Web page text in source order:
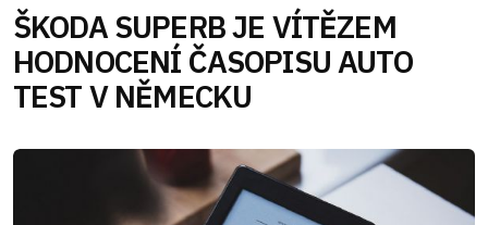
ŠKODA SUPERB JE VÍTĚZEM
HODNOCENÍ ČASOPISU AUTO
TEST V NĚMECKU